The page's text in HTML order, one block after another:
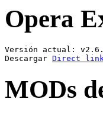
Opera
Versión actual:
Descargar Direct link
MODs